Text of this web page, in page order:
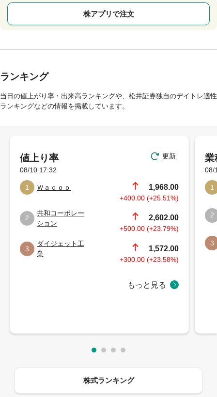
株アプリで注文
ランキング
当日の値上がり率・出来高ランキングや、松井証券独自のデイトレ適性
ランキングなどの情報を掲載しています。